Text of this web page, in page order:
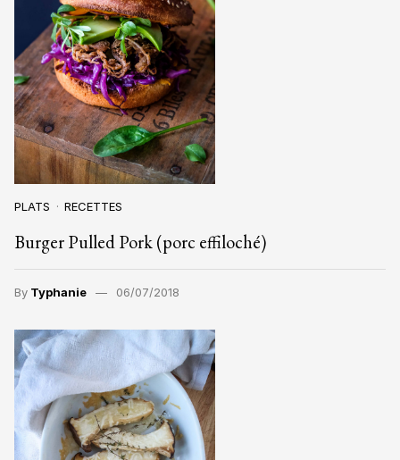
PLATS RECETTES
Burger Pulled Pork (porc effiloché)
By Typhanie 06/07/2018